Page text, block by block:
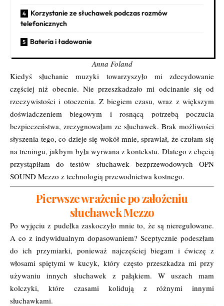
Korzystanie ze słuchawek podczas rozmów
telefonicznych
Bateria i ładowanie
Anna Foland
Kiedyś słuchanie muzyki towarzyszyło mi zdecydowanie
częściej niż obecnie. Nie przeszkadzało mi odcinanie się od
rzeczywistości i otoczenia. Z biegiem czasu, wraz z większym
doświadczeniem biegowym i rosnącą potrzebą poczucia
bezpieczeństwa, zrezygnowałam ze słuchawek. Brak możliwości
słyszenia tego, co dzieje się wokół mnie, sprawiał, że czułam się
na treningu, jakbym była wyrwana z kontekstu. Dlatego z chęcią
przystąpiłam do testów słuchawek bezprzewodowych OPN
SOUND Mezzo z technologią przewodnictwa kostnego.
Pierwsze wrażenie po założeniu
słuchawek Mezzo
Po wyjęciu z pudełka zaskoczyło mnie to, że są nieregulowane.
A co z indywidualnym dopasowaniem? Sceptycznie podeszłam
do ich przymiarki, ponieważ najczęściej biegam i ćwiczę z
włosami spiętymi w kucyk, który często przeszkadza mi przy
używaniu innych słuchawek z pałąkiem. W uszach mam
kolczyki, które czasami kolidują z różnymi innymi
słuchawkami.